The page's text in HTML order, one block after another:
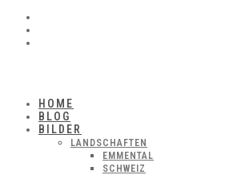
HOME
BLOG
BILDER
LANDSCHAFTEN
EMMENTAL
SCHWEIZ